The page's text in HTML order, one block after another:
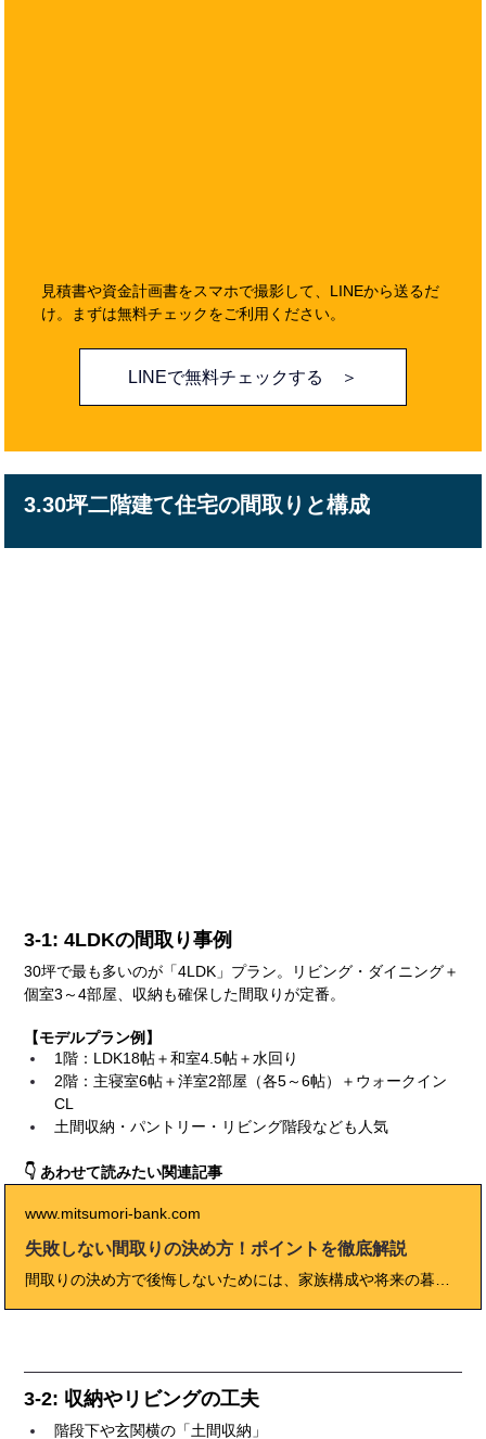
見積書や資金計画書をスマホで撮影して、LINEから送るだ
け。まずは無料チェックをご利用ください。
LINEで無料チェックする ＞
3.30坪二階建て住宅の間取りと構成
3-1: 4LDKの間取り事例
30坪で最も多いのが「4LDK」プラン。リビング・ダイニング＋
個室3～4部屋、収納も確保した間取りが定番。
【モデルプラン例】
1階：LDK18帖＋和室4.5帖＋水回り
2階：主寝室6帖＋洋室2部屋（各5～6帖）＋ウォークイン
CL
土間収納・パントリー・リビング階段なども人気
👇 あわせて読みたい関連記事
www.mitsumori-bank.com
失敗しない間取りの決め方！ポイントを徹底解説
間取りの決め方で後悔しないためには、家族構成や将来の暮らしまで見据えた計画が不可欠です。このブログでは、失敗しない間取りの具体的な手順や動線・収納・採光のポイント、人気プランの比較、プロのアドバイスや体験談まで徹底解説。これから家づくりを始める方が「本当に快適な間取り」を実現するための総合ガイドです。
3-2: 収納やリビングの工夫
階段下や玄関横の「土間収納」